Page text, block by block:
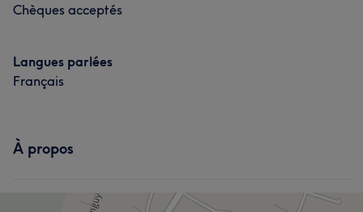
Chèques acceptés
Langues parlées
Français
À propos